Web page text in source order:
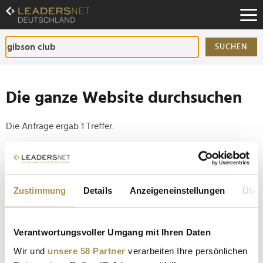
Zustimmung Details Anzeigeneinstellungen
Verantwortungsvoller Umgang mit Ihren Daten
Wir und unsere 58 Partner verarbeiten Ihre persönlichen
Zum
Inhalt
Zur
Fußzeilen-
Navigation
SUCHEN
Die ganze Website durchsuchen
Die Anfrage ergab 1 Treffer.
Tipp
Setzen Sie die gesuchten Wörter zwischen
Anführungszeichen: zb "Vorname Nachname".
Judith Williams und Roland Berger als
Ehrenpreisträger bei der Marken Gala 2.0